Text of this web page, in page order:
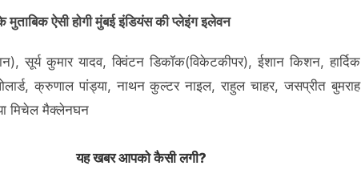
ऐसी होगी मुंबई इंडियंस की प्लेइंग इलेवन
सूर्य कुमार यादव, क्विंटन डिकॉक(विकेटकीपर), ईशान किशन, हार्दिक
क्रुणाल पांड्या, नाथन कुल्टर नाइल, राहुल चाहर, जसप्रीत बुमराह
मिचेल मैक्लेनघन
यह खबर आपको कैसी लगी?